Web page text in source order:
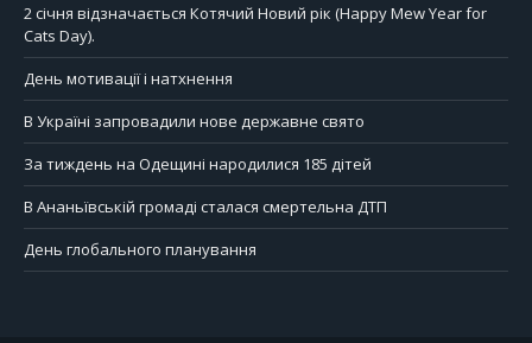
2 січня відзначається Котячий Новий рік (Happy Mew Year for
Cats Day).
День мотивації і натхнення
В Україні запровадили нове державне свято
За тиждень на Одещині народилися 185 дітей
В Ананьївській громаді сталася смертельна ДТП
День глобального планування